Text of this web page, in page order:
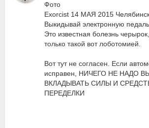
Фото
Exorcist 14 МАЯ 2015
Выкидывай электронную
Это известная болезнь
только такой вот лоботомией.
Вот тут не согласен. Если
исправен, НИЧЕГО НЕ НАДО
ВКЛАДЫВАТЬ СИЛЫ И
ПЕРЕДЕЛКИ